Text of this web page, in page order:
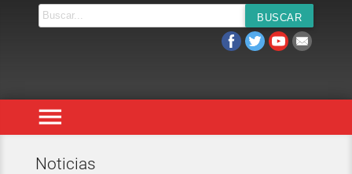
menu
Noticias